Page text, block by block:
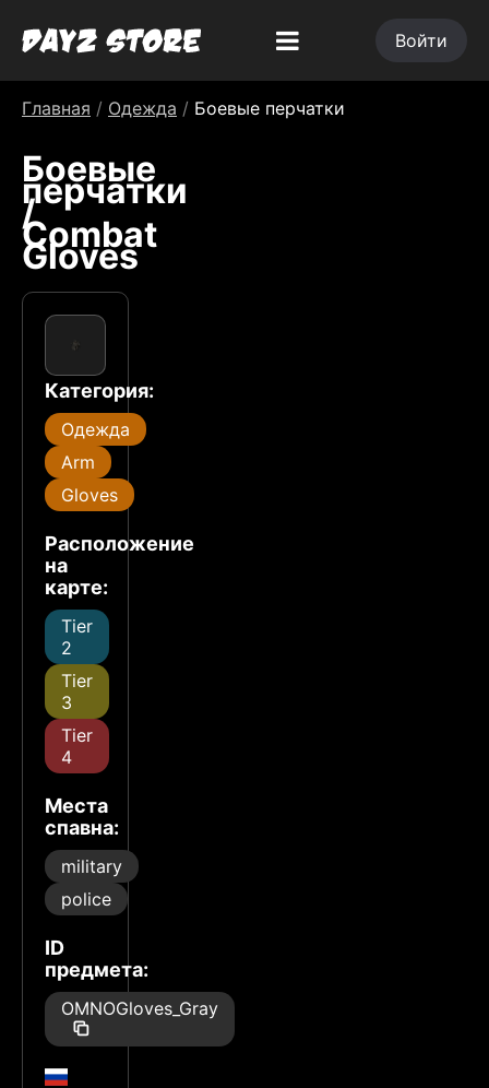
Войти
Главная / Одежда / Боевые перчатки
Боевые
перчатки
/
Combat
Gloves
Категория:
Одежда
Arm
Gloves
Расположение
на
карте:
Tier
2
Tier
3
Tier
4
Места
спавна:
military
police
ID
предмета:
OMNOGloves_Gray